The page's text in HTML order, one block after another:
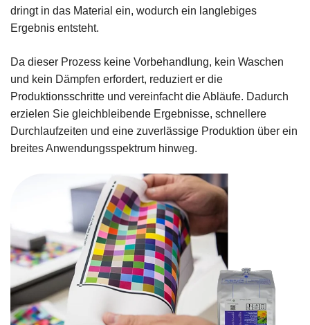
dringt in das Material ein, wodurch ein langlebiges
Ergebnis entsteht.
Da dieser Prozess keine Vorbehandlung, kein Waschen
und kein Dämpfen erfordert, reduziert er die
Produktionsschritte und vereinfacht die Abläufe. Dadurch
erzielen Sie gleichbleibende Ergebnisse, schnellere
Durchlaufzeiten und eine zuverlässige Produktion über ein
breites Anwendungsspektrum hinweg.